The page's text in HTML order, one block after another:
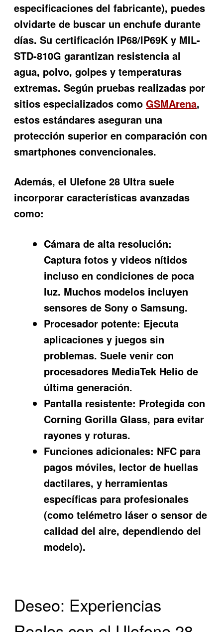
especificaciones del fabricante), puedes
olvidarte de buscar un enchufe durante
días. Su certificación IP68/IP69K y MIL-
STD-810G garantizan resistencia al
agua, polvo, golpes y temperaturas
extremas. Según pruebas realizadas por
sitios especializados comoGSMArena,
estos estándares aseguran una
protección superior en comparación con
smartphones convencionales.
Además, el Ulefone 28 Ultra suele
incorporar características avanzadas
como:
Cámara de alta resolución:
Captura fotos y videos nítidos
incluso en condiciones de poca
luz. Muchos modelos incluyen
sensores de Sony o Samsung.
Procesador potente: Ejecuta
aplicaciones y juegos sin
problemas. Suele venir con
procesadores MediaTek Helio de
última generación.
Pantalla resistente: Protegida con
Corning Gorilla Glass, para evitar
rayones y roturas.
Funciones adicionales: NFC para
pagos móviles, lector de huellas
dactilares, y herramientas
específicas para profesionales
(como telémetro láser o sensor de
calidad del aire, dependiendo del
modelo).
Deseo: Experiencias